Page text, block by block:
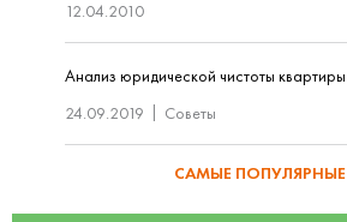
12.04.2010
Анализ юридической чистоты квартиры
24.09.2019
Советы
САМЫЕ ПОПУЛЯРНЫЕ